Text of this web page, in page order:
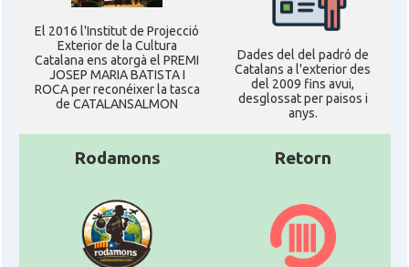
El 2016 l'Institut de Projecció
Exterior de la Cultura
Catalana ens atorgà el PREMI
JOSEP MARIA BATISTA I
ROCA per reconéixer la tasca
de CATALANSALMON
Dades del del padró de
Catalans a l'exterior des
del 2009 fins avui,
desglossat per paisos i
anys.
Rodamons Retorn